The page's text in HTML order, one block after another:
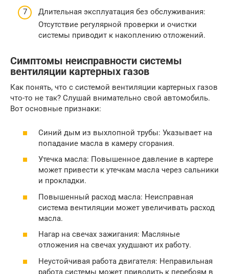
Длительная эксплуатация без обслуживания:
Отсутствие регулярной проверки и очистки
системы приводит к накоплению отложений.
Симптомы неисправности системы
вентиляции картерных газов
Как понять, что с системой вентиляции картерных газов
что-то не так? Слушай внимательно свой автомобиль.
Вот основные признаки:
Синий дым из выхлопной трубы: Указывает на
попадание масла в камеру сгорания.
Утечка масла: Повышенное давление в картере
может привести к утечкам масла через сальники
и прокладки.
Повышенный расход масла: Неисправная
система вентиляции может увеличивать расход
масла.
Нагар на свечах зажигания: Масляные
отложения на свечах ухудшают их работу.
Неустойчивая работа двигателя: Неправильная
работа системы может приводить к перебоям в